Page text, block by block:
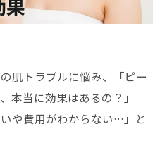
肌トラブルに悩み、「ピー
本当に効果はあるの？」
や費用がわからない…」と